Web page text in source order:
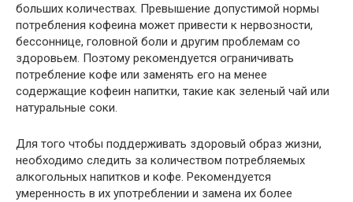
больших количествах. Превышение допустимой нормы
потребления кофеина может привести к нервозности,
бессоннице, головной боли и другим проблемам со
здоровьем. Поэтому рекомендуется ограничивать
потребление кофе или заменять его на менее
содержащие кофеин напитки, такие как зеленый чай или
натуральные соки.
Для того чтобы поддерживать здоровый образ жизни,
необходимо следить за количеством потребляемых
алкогольных напитков и кофе. Рекомендуется
умеренность в их употреблении и замена их более